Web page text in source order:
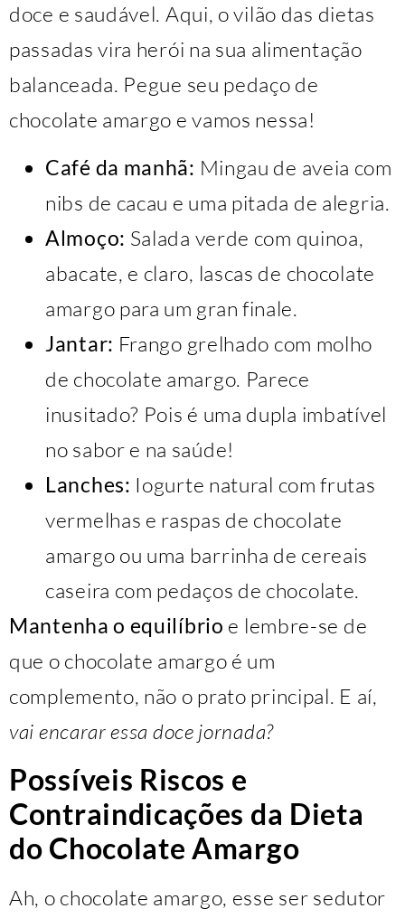
doce e saudável. Aqui, o vilão das dietas
passadas vira herói na sua alimentação
balanceada. Pegue seu pedaço de
chocolate amargo e vamos nessa!
Café da manhã: Mingau de aveia com
nibs de cacau e uma pitada de alegria.
Almoço: Salada verde com quinoa,
abacate, e claro, lascas de chocolate
amargo para um gran finale.
Jantar: Frango grelhado com molho
de chocolate amargo. Parece
inusitado? Pois é uma dupla imbatível
no sabor e na saúde!
Lanches: Iogurte natural com frutas
vermelhas e raspas de chocolate
amargo ou uma barrinha de cereais
caseira com pedaços de chocolate.
Mantenha o equilíbrio e lembre-se de
que o chocolate amargo é um
complemento, não o prato principal. E aí,
vai encarar essa doce jornada?
Possíveis Riscos e
Contraindicações da Dieta
do Chocolate Amargo
Ah, o chocolate amargo, esse ser sedutor